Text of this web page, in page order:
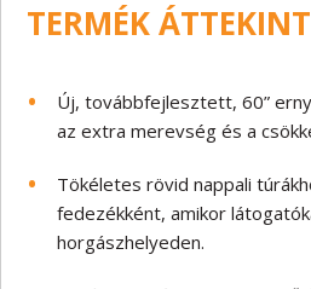
TERMÉK
Új, továbbfejlesztett, 60”
az extra merevség és a
Tökéletes rövid nappali
fedezékként, amikor
horgászhelyeden.